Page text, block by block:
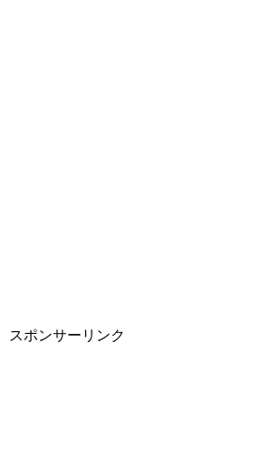
スポンサーリンク